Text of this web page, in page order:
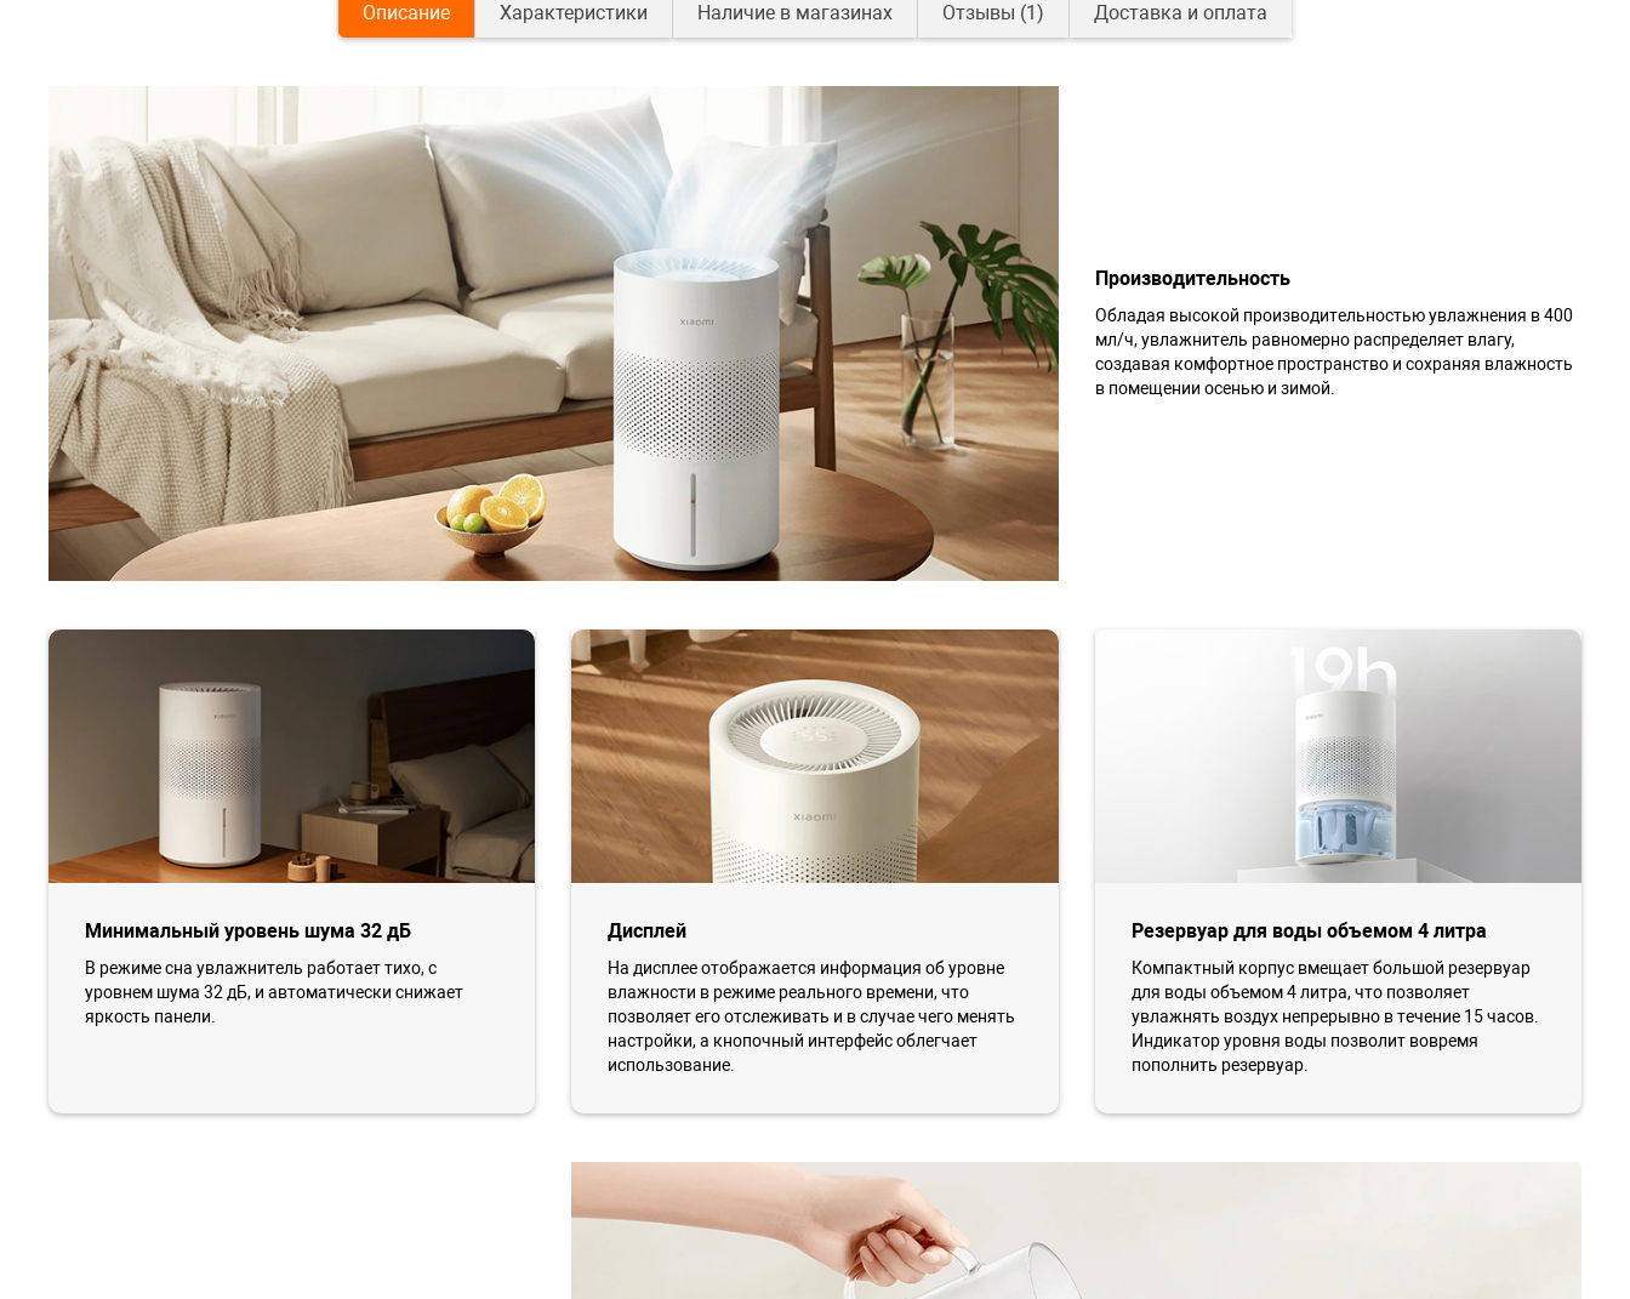
Описание Характеристики Наличие в магазинах Отзывы (1) Доставка и оплата
Производительность
Обладая высокой производительностью увлажнения в 400
мл/ч, увлажнитель равномерно распределяет влагу,
создавая комфортное пространство и сохраняя влажность
в помещении осенью и зимой.
Минимальный уровень шума 32 дБ
В режиме сна увлажнитель работает тихо, с
уровнем шума 32 дБ, и автоматически снижает
яркость панели.
Дисплей
На дисплее отображается информация об уровне
влажности в режиме реального времени, что
позволяет его отслеживать и в случае чего менять
настройки, а кнопочный интерфейс облегчает
использование.
Резервуар для воды объемом 4 литра
Компактный корпус вмещает большой резервуар
для воды объемом 4 литра, что позволяет
увлажнять воздух непрерывно в течение 15 часов.
Индикатор уровня воды позволит вовремя
пополнить резервуар.